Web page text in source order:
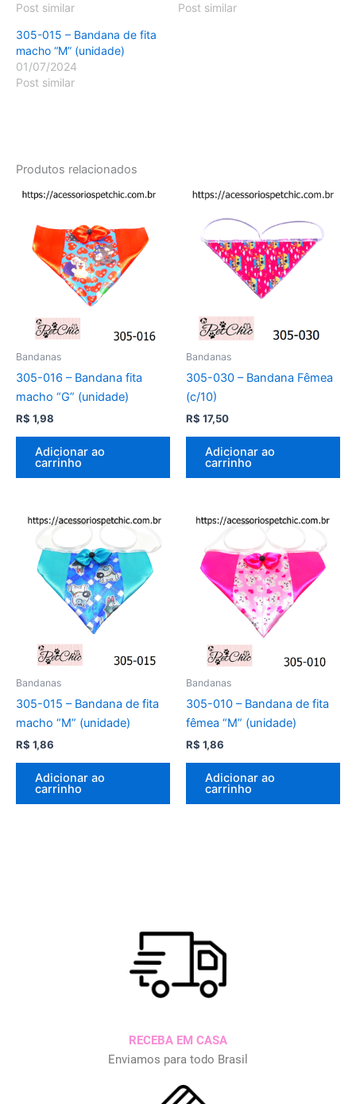
Post similar
Post similar
305-015 – Bandana de fita
macho “M” (unidade)
01/07/2024
Post similar
Produtos relacionados
Bandanas
305-016 – Bandana fita
macho “G” (unidade)
R$ 1,98
Adicionar ao
carrinho
Bandanas
305-030 – Bandana Fêmea
(c/10)
R$ 17,50
Adicionar ao
carrinho
Bandanas
305-015 – Bandana de fita
macho “M” (unidade)
R$ 1,86
Adicionar ao
carrinho
Bandanas
305-010 – Bandana de fita
fêmea “M” (unidade)
R$ 1,86
Adicionar ao
carrinho
RECEBA EM CASA
Enviamos para todo Brasil